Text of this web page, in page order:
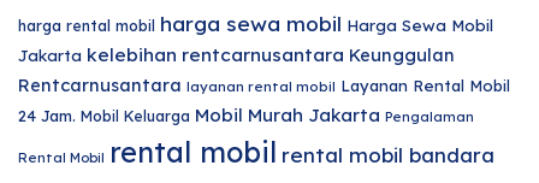
harga rental mobil harga sewa mobil Harga Sewa Mobil
Jakarta kelebihan rentcarnusantara Keunggulan
Rentcarnusantara layanan rental mobil Layanan Rental Mobil
24 Jam. Mobil Keluarga Mobil Murah Jakarta Pengalaman
Rental Mobil rental mobil rental mobil bandara